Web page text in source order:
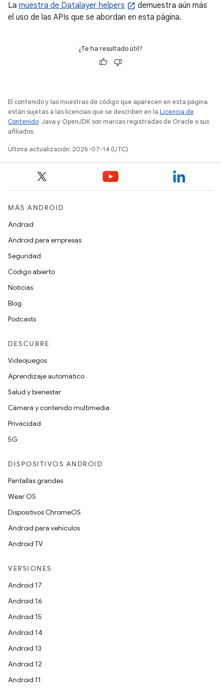
La muestra de Datalayer helpers
demuestra aún más
el uso de las APIs que se abordan en esta página.
¿Te ha resultado útil?
El contenido y las muestras de código que aparecen en esta página
están sujetas a las licencias que se describen en la Licencia de
Contenido. Java y OpenJDK son marcas registradas de Oracle o sus
afiliados.
Última actualización: 2026-07-14 (UTC)
MÁS ANDROID
Android
Android para empresas
Seguridad
Código abierto
Noticias
Blog
Podcasts
DESCUBRE
Videojuegos
Aprendizaje automático
Salud y bienestar
Cámara y contenido multimedia
Privacidad
5G
DISPOSITIVOS ANDROID
Pantallas grandes
Wear OS
Dispositivos ChromeOS
Android para vehículos
Android TV
VERSIONES
Android 17
Android 16
Android 15
Android 14
Android 13
Android 12
Android 11